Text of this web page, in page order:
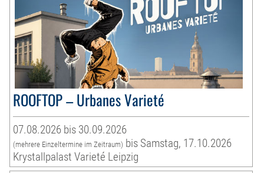
ROOFTOP – Urbanes Varieté
07.08.2026 bis 30.09.2026
(mehrere Einzeltermine im Zeitraum) bis Samstag, 17.10.2026
Krystallpalast Varieté Leipzig